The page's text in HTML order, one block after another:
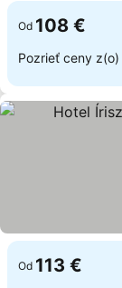
Od 108 €
Pozrieť ceny z(o)
Od 113 €